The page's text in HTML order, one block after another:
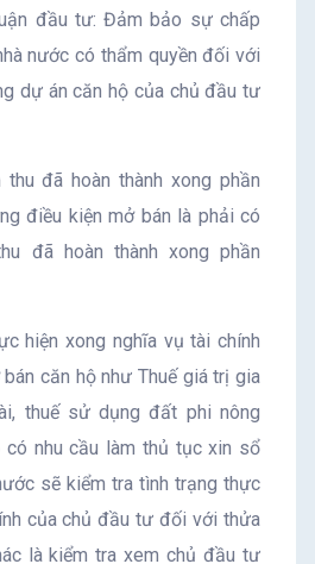
đầu tư: Đảm bảo sự chấp
nước có thẩm quyền đối với
dự án căn hộ của chủ đầu tư
đã hoàn thành xong phần
điều kiện mở bán là phải có
đã hoàn thành xong phần
hiện xong nghĩa vụ tài chính
căn hộ như Thuế giá trị gia
thuế sử dụng đất phi nông
có nhu cầu làm thủ tục xin sổ
sẽ kiểm tra tình trạng thực
của chủ đầu tư đối với thửa
là kiểm tra xem chủ đầu tư